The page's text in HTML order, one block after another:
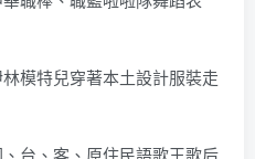
模特兒穿著本土設計服裝走
台、客、原住民語歌王歌后